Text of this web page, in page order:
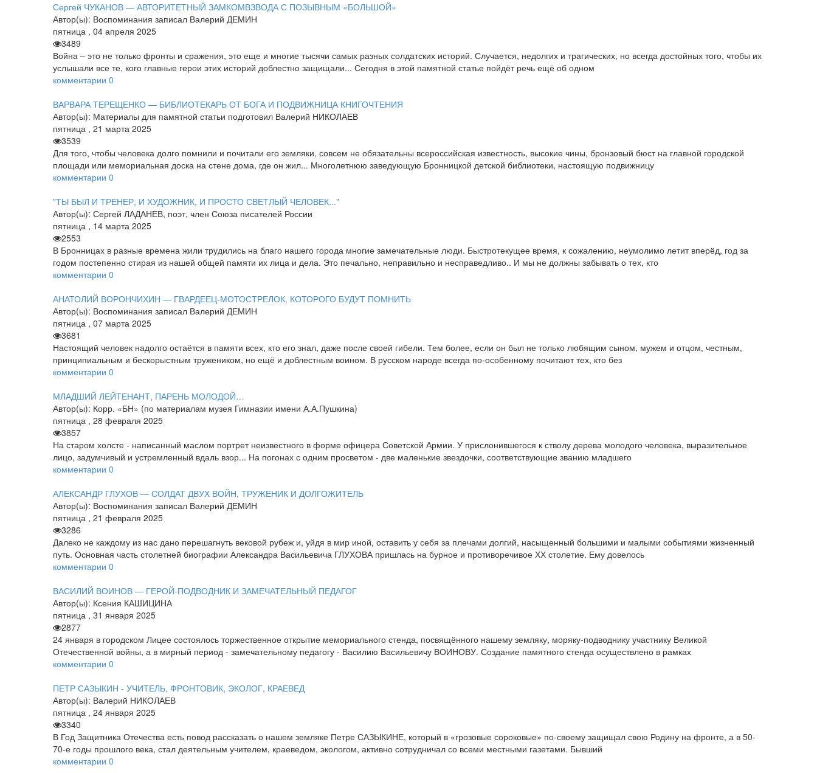
Сергей ЧУКАНОВ — АВТОРИТЕТНЫЙ ЗАМКОМВЗВОДА С ПОЗЫВНЫМ «БОЛЬШОЙ»
Автор(ы): Воспоминания записал Валерий ДЕМИН
пятница , 04 апреля 2025
3489
Война – это не только фронты и сражения, это еще и многие тысячи самых разных солдатских историй. Случается, недолгих и трагических, но всегда достойных того, чтобы их
услышали все те, кого главные герои этих историй доблестно защищали... Сегодня в этой памятной статье пойдёт речь ещё об одном
комментарии 0
ВАРВАРА ТЕРЕЩЕНКО — БИБЛИОТЕКАРЬ ОТ БОГА И ПОДВИЖНИЦА КНИГОЧТЕНИЯ
Автор(ы): Материалы для памятной статьи подготовил Валерий НИКОЛАЕВ
пятница , 21 марта 2025
3539
Для того, чтобы человека долго помнили и почитали его земляки, совсем не обязательны всероссийская известность, высокие чины, бронзовый бюст на главной городской
площади или мемориальная доска на стене дома, где он жил... Многолетнюю заведующую Бронницкой детской библиотеки, настоящую подвижницу
комментарии 0
"ТЫ БЫЛ И ТРЕНЕР, И ХУДОЖНИК, И ПРОСТО СВЕТЛЫЙ ЧЕЛОВЕК..."
Автор(ы): Сергей ЛАДАНЕВ, поэт, член Союза писателей России
пятница , 14 марта 2025
2553
В Бронницах в разные времена жили трудились на благо нашего города многие замечательные люди. Быстротекущее время, к сожалению, неумолимо летит вперёд, год за
годом постепенно стирая из нашей общей памяти их лица и дела. Это печально, неправильно и несправедливо.. И мы не должны забывать о тех, кто
комментарии 0
АНАТОЛИЙ ВОРОНЧИХИН — ГВАРДЕЕЦ-МОТОСТРЕЛОК, КОТОРОГО БУДУТ ПОМНИТЬ
Автор(ы): Воспоминания записал Валерий ДЕМИН
пятница , 07 марта 2025
3681
Настоящий человек надолго остаётся в памяти всех, кто его знал, даже после своей гибели. Тем более, если он был не только любящим сыном, мужем и отцом, честным,
принципиальным и бескорыстным тружеником, но ещё и доблестным воином. В русском народе всегда по-особенному почитают тех, кто без
комментарии 0
МЛАДШИЙ ЛЕЙТЕНАНТ, ПАРЕНЬ МОЛОДОЙ…
Автор(ы): Корр. «БН» (по материалам музея Гимназии имени А.А.Пушкина)
пятница , 28 февраля 2025
3857
На старом холсте - написанный маслом портрет неизвестного в форме офицера Советской Армии. У прислонившегося к стволу дерева молодого человека, выразительное
лицо, задумчивый и устремленный вдаль взор... На погонах с одним просветом - две маленькие звездочки, соответствующие званию младшего
комментарии 0
АЛЕКСАНДР ГЛУХОВ — СОЛДАТ ДВУХ ВОЙН, ТРУЖЕНИК И ДОЛГОЖИТЕЛЬ
Автор(ы): Воспоминания записал Валерий ДЕМИН
пятница , 21 февраля 2025
3286
Далеко не каждому из нас дано перешагнуть вековой рубеж и, уйдя в мир иной, оставить у себя за плечами долгий, насыщенный большими и малыми событиями жизненный
путь. Основная часть столетней биографии Александра Васильевича ГЛУХОВА пришлась на бурное и противоречивое ХХ столетие. Ему довелось
комментарии 0
ВАСИЛИЙ ВОИНОВ — ГЕРОЙ-ПОДВОДНИК И ЗАМЕЧАТЕЛЬНЫЙ ПЕДАГОГ
Автор(ы): Ксения КАШИЦИНА
пятница , 31 января 2025
2877
24 января в городском Лицее состоялось торжественное открытие мемориального стенда, посвящённого нашему земляку, моряку-подводнику участнику Великой
Отечественной войны, а в мирный период - замечательному педагогу - Василию Васильевичу ВОИНОВУ. Создание памятного стенда осуществлено в рамках
комментарии 0
ПЕТР САЗЫКИН - УЧИТЕЛЬ, ФРОНТОВИК, ЭКОЛОГ, КРАЕВЕД
Автор(ы): Валерий НИКОЛАЕВ
пятница , 24 января 2025
3340
В Год Защитника Отечества есть повод рассказать о нашем земляке Петре САЗЫКИНЕ, который в «грозовые сороковые» по-своему защищал свою Родину на фронте, а в 50-
70-е годы прошлого века, стал деятельным учителем, краеведом, экологом, активно сотрудничал со всеми местными газетами. Бывший
комментарии 0